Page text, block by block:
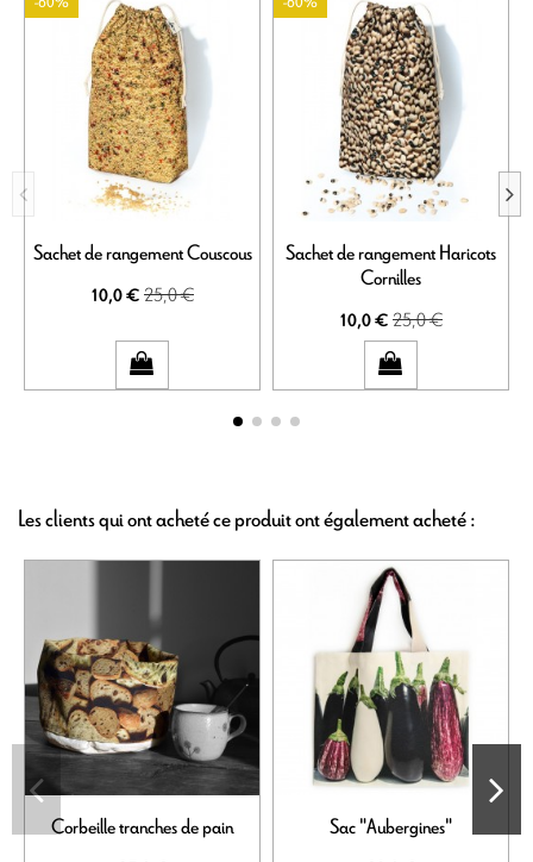
Sachet de rangement Couscous
10,0 €25,0 €
Sachet de rangement Haricots
Cornilles
10,0 €25,0 €
Les clients qui ont acheté ce produit ont également acheté :
Corbeille tranches de pain Sac "Aubergines"